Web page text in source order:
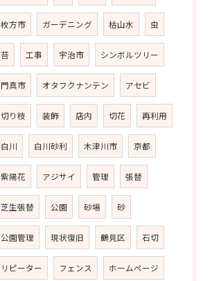
枚方市 ガーデニング 枯山水 虫
苔 工事 宇治市 シンボルツリー
門真市 オタフクナンテン アセビ
切り枝 装飾 店内 切花 再利用
白川 白川砂利 木津川市 京都
紫陽花 アジサイ 管理 張替
芝生張替 公園 砂場 砂
公園管理 現状復旧 鶴見区 石切
リピーター フェンス ホームページ